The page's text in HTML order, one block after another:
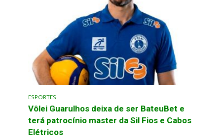
ESPORTES
Vôlei Guarulhos deixa de ser BateuBet e
terá patrocínio master da Sil Fios e Cabos
Elétricos